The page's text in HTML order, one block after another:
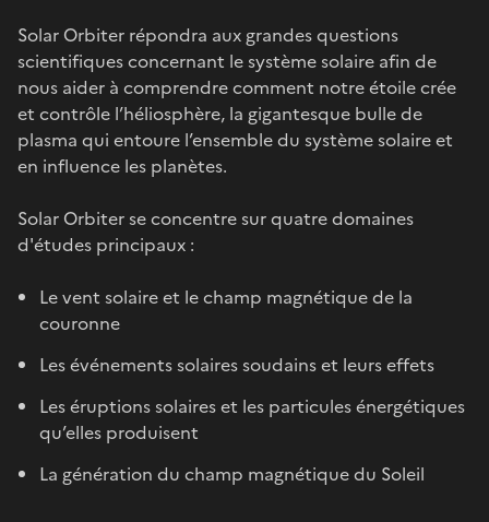
Solar Orbiter répondra aux grandes questions
scientifiques concernant le système solaire afin de
nous aider à comprendre comment notre étoile crée
et contrôle l’héliosphère, la gigantesque bulle de
plasma qui entoure l’ensemble du système solaire et
en influence les planètes.
Solar Orbiter se concentre sur quatre domaines
d'études principaux :
Le vent solaire et le champ magnétique de la
couronne
Les événements solaires soudains et leurs effets
Les éruptions solaires et les particules énergétiques
qu’elles produisent
La génération du champ magnétique du Soleil